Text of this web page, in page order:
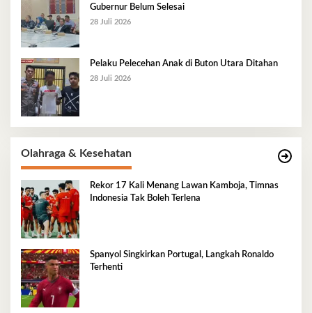
Gubernur Belum Selesai
28 Juli 2026
Pelaku Pelecehan Anak di Buton Utara Ditahan
28 Juli 2026
Olahraga & Kesehatan
Rekor 17 Kali Menang Lawan Kamboja, Timnas
Indonesia Tak Boleh Terlena
Spanyol Singkirkan Portugal, Langkah Ronaldo
Terhenti